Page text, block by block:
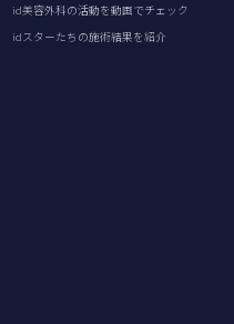
id美容外科の活動を動画でチェック
idスターたちの施術結果を紹介